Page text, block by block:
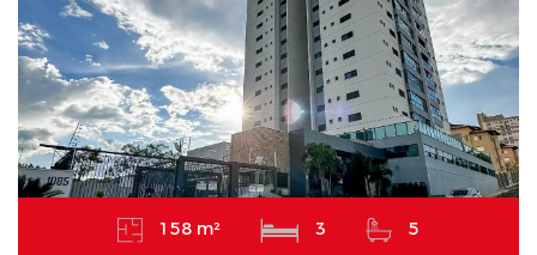
158 m² 3 5